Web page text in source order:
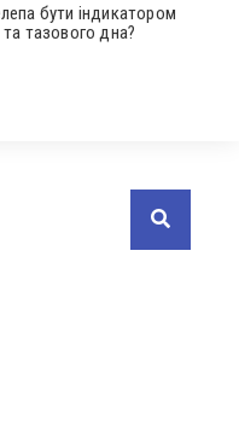
бути індикатором
тазового дна?